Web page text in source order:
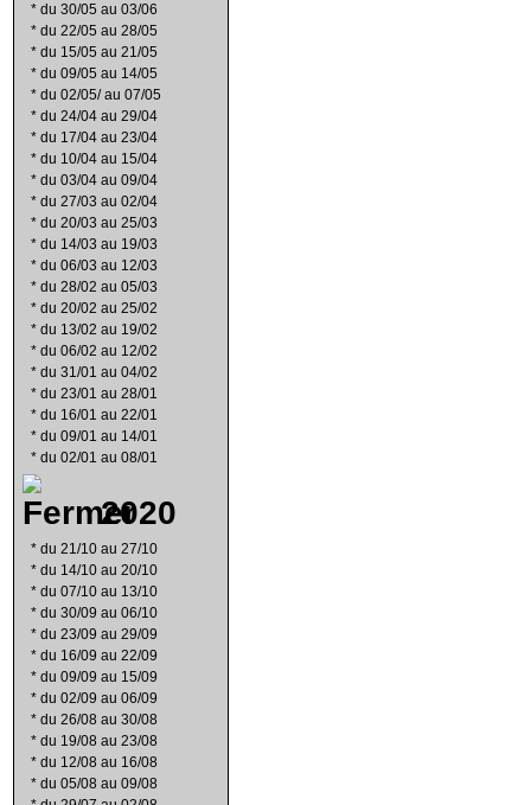
* du 30/05 au 03/06
* du 22/05 au 28/05
* du 15/05 au 21/05
* du 09/05 au 14/05
* du 02/05/ au 07/05
* du 24/04 au 29/04
* du 17/04 au 23/04
* du 10/04 au 15/04
* du 03/04 au 09/04
* du 27/03 au 02/04
* du 20/03 au 25/03
* du 14/03 au 19/03
* du 06/03 au 12/03
* du 28/02 au 05/03
* du 20/02 au 25/02
* du 13/02 au 19/02
* du 06/02 au 12/02
* du 31/01 au 04/02
* du 23/01 au 28/01
* du 16/01 au 22/01
* du 09/01 au 14/01
* du 02/01 au 08/01
2020
* du 21/10 au 27/10
* du 14/10 au 20/10
* du 07/10 au 13/10
* du 30/09 au 06/10
* du 23/09 au 29/09
* du 16/09 au 22/09
* du 09/09 au 15/09
* du 02/09 au 06/09
* du 26/08 au 30/08
* du 19/08 au 23/08
* du 12/08 au 16/08
* du 05/08 au 09/08